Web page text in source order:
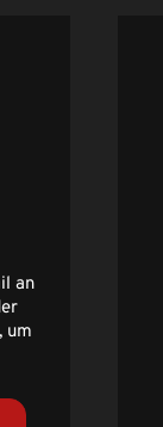
an
um